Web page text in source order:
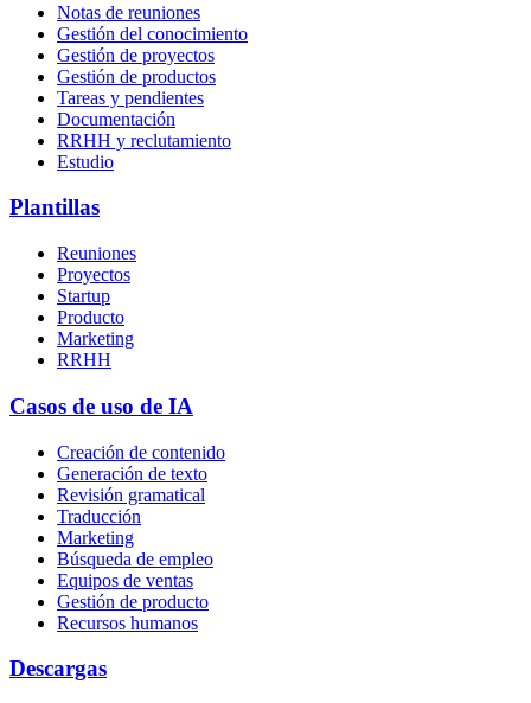
Notas de reuniones
Gestión del conocimiento
Gestión de proyectos
Gestión de productos
Tareas y pendientes
Documentación
RRHH y reclutamiento
Estudio
Plantillas
Reuniones
Proyectos
Startup
Producto
Marketing
RRHH
Casos de uso de IA
Creación de contenido
Generación de texto
Revisión gramatical
Traducción
Marketing
Búsqueda de empleo
Equipos de ventas
Gestión de producto
Recursos humanos
Descargas